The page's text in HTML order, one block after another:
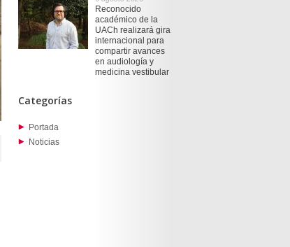
Reconocido
académico de la
UACh realizará gira
internacional para
compartir avances
en audiología y
medicina vestibular
Categorías
Portada
Noticias